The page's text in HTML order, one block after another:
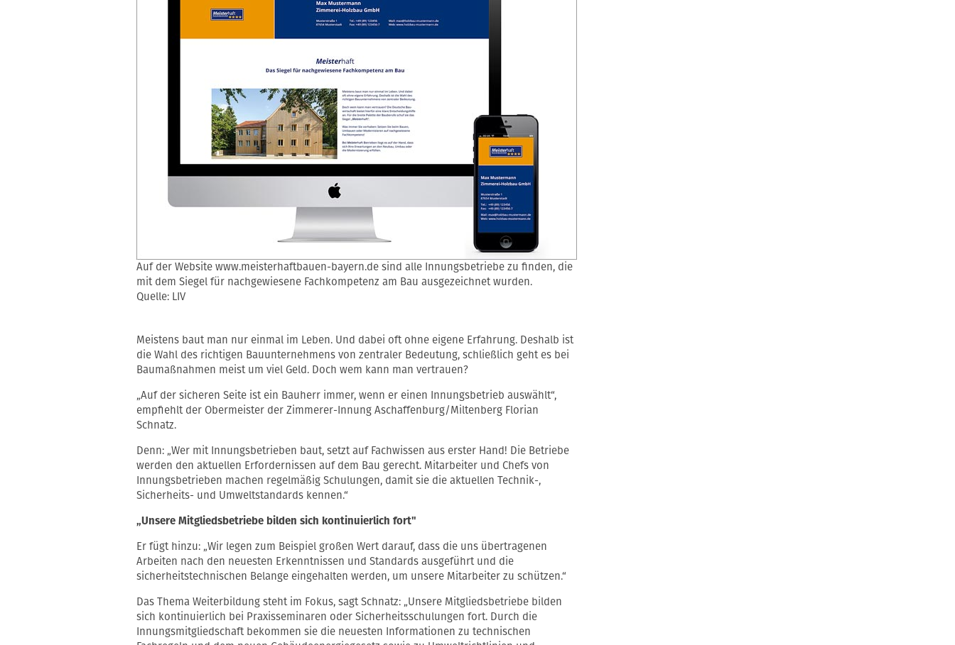
Auf der Website www.meisterhaftbauen-bayern.de sind alle Innungsbetriebe zu finden, die
mit dem Siegel für nachgewiesene Fachkompetenz am Bau ausgezeichnet wurden.
Quelle: LIV
Meistens baut man nur einmal im Leben. Und dabei oft ohne eigene Erfahrung. Deshalb ist
die Wahl des richtigen Bauunternehmens von zentraler Bedeutung, schließlich geht es bei
Baumaßnahmen meist um viel Geld. Doch wem kann man vertrauen?
„Auf der sicheren Seite ist ein Bauherr immer, wenn er einen Innungsbetrieb auswählt“,
empfiehlt der Obermeister der Zimmerer-Innung Aschaffenburg/Miltenberg Florian
Schnatz.
Denn: „Wer mit Innungsbetrieben baut, setzt auf Fachwissen aus erster Hand! Die Betriebe
werden den aktuellen Erfordernissen auf dem Bau gerecht. Mitarbeiter und Chefs von
Innungsbetrieben machen regelmäßig Schulungen, damit sie die aktuellen Technik-,
Sicherheits- und Umweltstandards kennen.“
„Unsere Mitgliedsbetriebe bilden sich kontinuierlich fort"
Er fügt hinzu: „Wir legen zum Beispiel großen Wert darauf, dass die uns übertragenen
Arbeiten nach den neuesten Erkenntnissen und Standards ausgeführt und die
sicherheitstechnischen Belange eingehalten werden, um unsere Mitarbeiter zu schützen.“
Das Thema Weiterbildung steht im Fokus, sagt Schnatz: „Unsere Mitgliedsbetriebe bilden
sich kontinuierlich bei Praxisseminaren oder Sicherheitsschulungen fort. Durch die
Innungsmitgliedschaft bekommen sie die neuesten Informationen zu technischen